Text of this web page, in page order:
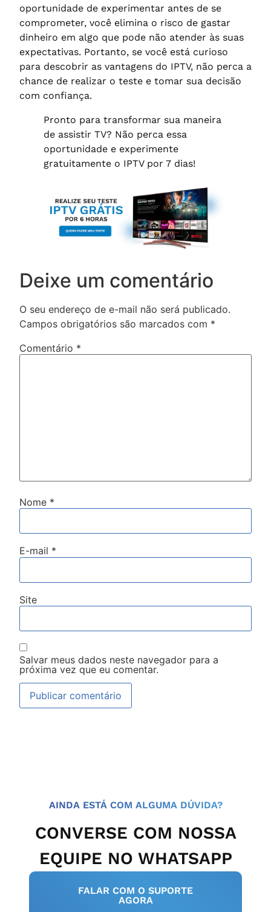
oportunidade de experimentar antes de se
comprometer, você elimina o risco de gastar
dinheiro em algo que pode não atender às suas
expectativas. Portanto, se você está curioso
para descobrir as vantagens do IPTV, não perca a
chance de realizar o teste e tomar sua decisão
com confiança.
Pronto para transformar sua maneira
de assistir TV? Não perca essa
oportunidade e experimente
gratuitamente o IPTV por 7 dias!
Deixe um comentário
O seu endereço de e-mail não será publicado.
Campos obrigatórios são marcados com *
Comentário *
Nome *
E-mail *
Site
Salvar meus dados neste navegador para a
próxima vez que eu comentar.
AINDA ESTÁ COM ALGUMA DÚVIDA?
CONVERSE COM NOSSA
EQUIPE NO WHATSAPP
FALAR COM O SUPORTE
AGORA